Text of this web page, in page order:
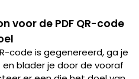
voor de PDF QR-code
code is gegenereerd, ga je
blader je door de vooraf